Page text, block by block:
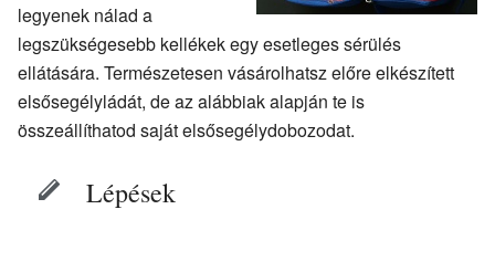
legyenek nálad a
legszükségesebb kellékek egy esetleges sérülés
ellátására. Természetesen vásárolhatsz előre elkészített
elsősegélyládát, de az alábbiak alapján te is
összeállíthatod saját elsősegélydobozodat.
Lépések